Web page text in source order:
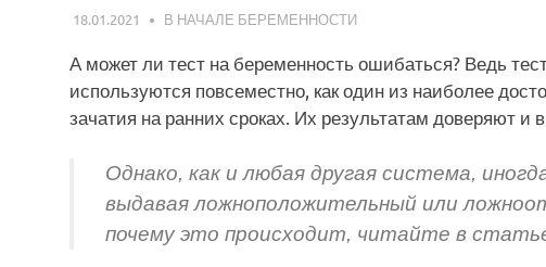
18.01.2021 EKO-2
В НАЧАЛЕ БЕРЕМЕННОСТИ
А может ли тест на беременность ошибаться? Ведь
используются повсеместно, как один из наиболее
зачатия на ранних сроках. Их результатам доверяют и
Однако, как и любая другая система,
выдавая ложноположительный или
почему это происходит, читайте в